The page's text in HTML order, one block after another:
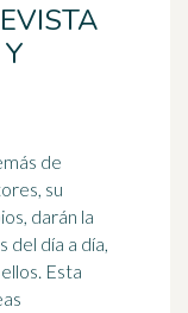
su
darán la
del día a día,
Esta